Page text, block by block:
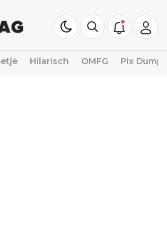
Hilarisch OMFG Pix Dump